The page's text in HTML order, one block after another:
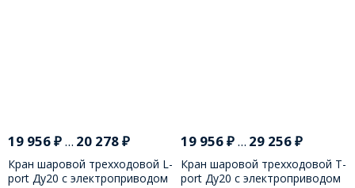
19 956₽... 20 278₽
Кран шаровой трехходовой L-
port Ду20 с электроприводом
19 956₽... 29 256₽
Кран шаровой трехходовой T-
port Ду20 с электроприводом